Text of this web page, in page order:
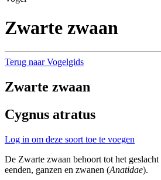
Zwarte zwaan
Terug naar Vogelgids
Zwarte zwaan
Cygnus atratus
Log in om deze soort toe te voegen
De Zwarte zwaan behoort tot het geslacht
eenden, ganzen en zwanen (Anatidae).